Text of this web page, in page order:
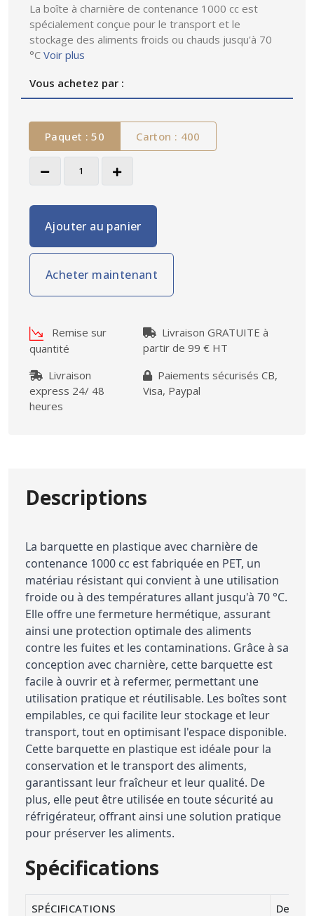
La boîte à charnière de contenance 1000 cc est
spécialement conçue pour le transport et le
stockage des aliments froids ou chauds jusqu'à 70
°C Voir plus
Vous achetez par :
Paquet : 50 Carton : 400
Ajouter au panier
Acheter maintenant
Remise sur
quantité
Livraison GRATUITE à
partir de 99 € HT
Livraison
express 24/ 48
heures
Paiements sécurisés CB,
Visa, Paypal
Descriptions
La barquette en plastique avec charnière de
contenance 1000 cc est fabriquée en PET, un
matériau résistant qui convient à une utilisation
froide ou à des températures allant jusqu'à 70 °C.
Elle offre une fermeture hermétique, assurant
ainsi une protection optimale des aliments
contre les fuites et les contaminations. Grâce à sa
conception avec charnière, cette barquette est
facile à ouvrir et à refermer, permettant une
utilisation pratique et réutilisable. Les boîtes sont
empilables, ce qui facilite leur stockage et leur
transport, tout en optimisant l'espace disponible.
Cette barquette en plastique est idéale pour la
conservation et le transport des aliments,
garantissant leur fraîcheur et leur qualité. De
plus, elle peut être utilisée en toute sécurité au
réfrigérateur, offrant ainsi une solution pratique
pour préserver les aliments.
Spécifications
SPÉCIFICATIONS